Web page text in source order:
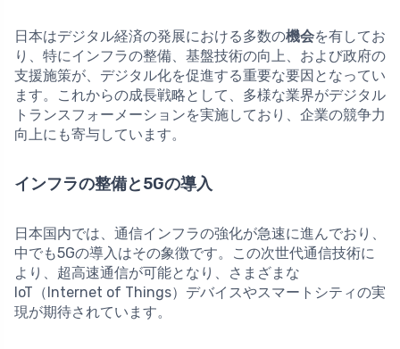
日本はデジタル経済の発展における多数の機会を有してお
り、特にインフラの整備、基盤技術の向上、および政府の
支援施策が、デジタル化を促進する重要な要因となってい
ます。これからの成長戦略として、多様な業界がデジタル
トランスフォーメーションを実施しており、企業の競争力
向上にも寄与しています。
インフラの整備と5Gの導入
日本国内では、通信インフラの強化が急速に進んでおり、
中でも5Gの導入はその象徴です。この次世代通信技術に
より、超高速通信が可能となり、さまざまな
IoT（Internet of Things）デバイスやスマートシティの実
現が期待されています。